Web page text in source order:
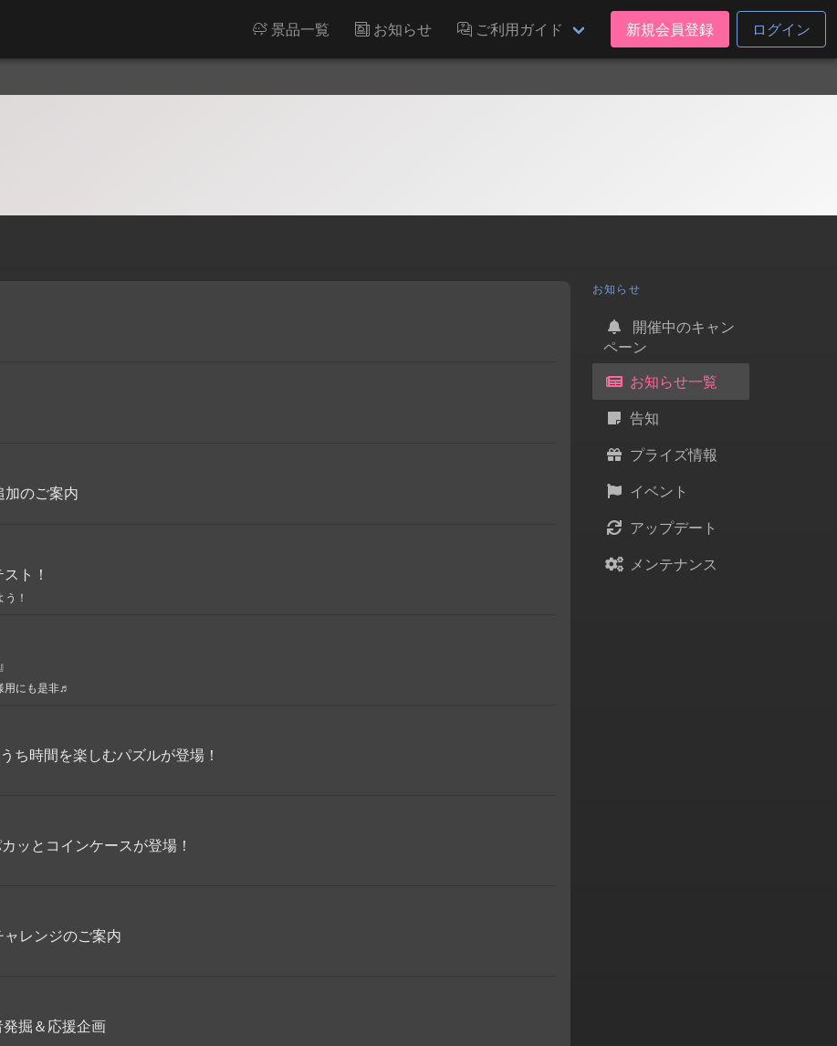
景品一覧 お知らせ ご利用ガイド 新規会員登録 ログイン
加のご案内
ト！
！
用にも是非♬
ち時間を楽しむパズルが登場！
ッとコインケースが登場！
レンジのご案内
掘＆応援企画
お知らせ
開催中のキャン
ペーン
お知らせ一覧
告知
プライズ情報
イベント
アップデート
メンテナンス